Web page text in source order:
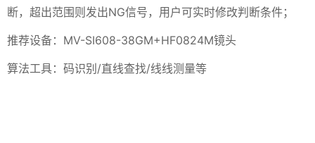
断，超出范围则发出NG信号，用户可实时修改判断条件；
推荐设备：MV-SI608-38GM+HF0824M镜头
算法工具：码识别/直线查找/线线测量等